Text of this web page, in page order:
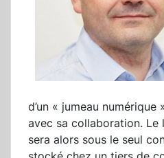
d’un « jumeau numérique
avec sa collaboration. Le
sera alors sous le seul